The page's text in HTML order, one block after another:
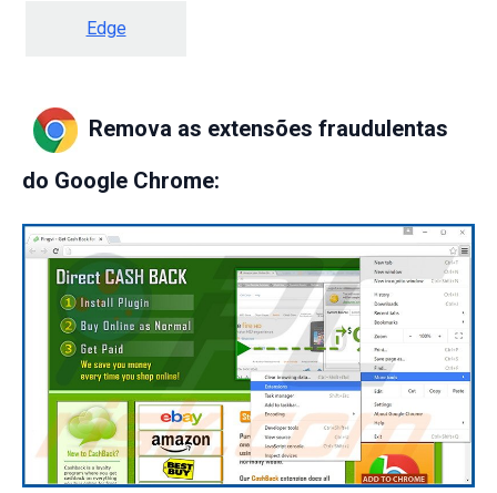
Edge
Remova as extensões fraudulentas
do Google Chrome: